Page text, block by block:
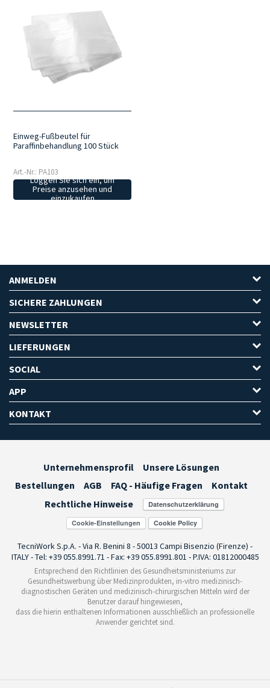
Einweg-Fußbeutel für
Paraffinbehandlung 100 Stück
Art.-Nr.: PA103
Loggen Sie sich ein, um
Preise anzusehen und
einzukaufen
ANMELDEN
SICHERE ZAHLUNGEN
NEWSLETTER
LIEFERUNGEN
SOCIAL
APP
KONTAKT
Unternehmensprofil
Unsere Lösungen
Bestellungen
AGB FAQ - Häufige Fragen
Kontakt
Rechtliche Hinweise
Cookie-Einstellungen
TecniWork S.p.A. - Via R. Benini 8 - 50013 Campi Bisenzio (Firenze) -
ITALY - Tel: +39 055.8991.71 - Fax: +39 055.8991.801 - P.IVA: 01812000485
Entsprechend den Richtlinien des Gesundheitsministeriums zur
Gesundheitswerbung über Medizinprodukten, in-vitro medizinisch-
diagnostischen Geräten und medizinisch-chirurgischen Mitteln wird der
Benutzer darauf hingewiesen,
dass die hierin enthaltenen Informationen ausschließlich an professionelle
Anwender gerichtet sind.